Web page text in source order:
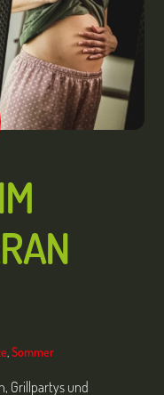
, Sommer
Grillpartys und